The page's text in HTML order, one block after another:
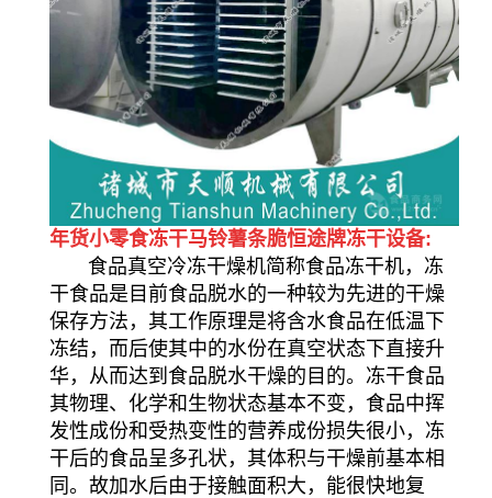
年货小零食冻干马铃薯条脆恒途牌冻干设备:
食品真空冷冻干燥机简称食品冻干机，冻
干食品是目前食品脱水的一种较为先进的干燥
保存方法，其工作原理是将含水食品在低温下
冻结，而后使其中的水份在真空状态下直接升
华，从而达到食品脱水干燥的目的。冻干食品
其物理、化学和生物状态基本不变，食品中挥
发性成份和受热变性的营养成份损失很小，冻
干后的食品呈多孔状，其体积与干燥前基本相
同。故加水后由于接触面积大，能很快地复